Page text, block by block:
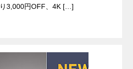
3,000円OFF、4K […]